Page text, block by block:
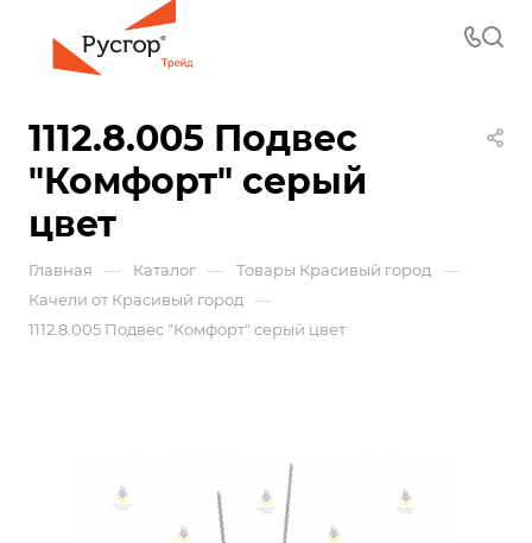
1112.8.005 Подвес
"Комфорт" серый
цвет
Главная — Каталог — Товары Красивый город —
Качели от Красивый город —
1112.8.005 Подвес "Комфорт" серый цвет